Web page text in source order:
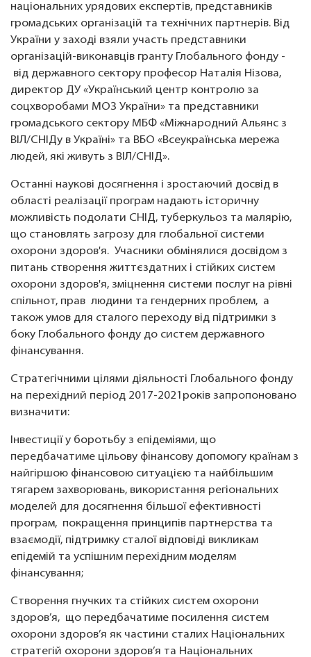
національних урядових експертів, представників
громадських організацій та технічних партнерів. Від
України у заході взяли участь представники
організацій-виконавців гранту Глобального фонду -
від державного сектору професор Наталія Нізова,
директор ДУ «Український центр контролю за
соцхворобами МОЗ України» та представники
громадського сектору МБФ «Міжнародний Альянс з
ВІЛ/СНІДу в Україні» та ВБО «Всеукраїнська мережа
людей, які живуть з ВІЛ/СНІД».
Останні наукові досягнення і зростаючий досвід в
області реалізації програм надають історичну
можливість подолати СНІД, туберкульоз та малярію,
що становлять загрозу для глобальної системи
охорони здоров'я. Учасники обмінялися досвідом з
питань створення життєздатних і стійких систем
охорони здоров'я, зміцнення системи послуг на рівні
спільнот, прав людини та гендерних проблем, а
також умов для сталого переходу від підтримки з
боку Глобального фонду до систем державного
фінансування.
Стратегічними цілями діяльності Глобального фонду
на перехідний період 2017-2021років запропоновано
визначити:
Інвестиції у боротьбу з епідеміями, що
передбачатиме цільову фінансову допомогу країнам з
найгіршою фінансовою ситуацією та найбільшим
тягарем захворювань, використання регіональних
моделей для досягнення більшої ефективності
програм, покращення принципів партнерства та
взаємодії, підтримку сталої відповіді викликам
епідемій та успішним перехідним моделям
фінансування;
Створення гнучких та стійких систем охорони
здоров’я, що передбачатиме посилення систем
охорони здоров’я як частини сталих Національних
стратегій охорони здоров’я та Національних